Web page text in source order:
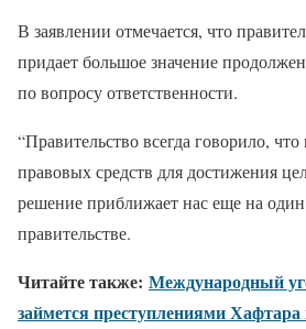
В заявлении отмечается, что
придает большое значение
по вопросу ответственности.
“Правительство всегда говорило,
правовых средств для достижения
решение приближает нас еще на
правительстве.
Читайте также: Международный
займется преступлениями Хафтара